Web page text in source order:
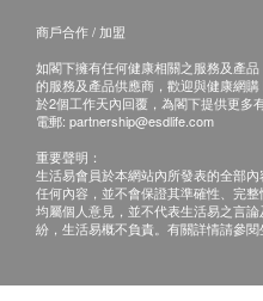
成分
深海魚油（1000毫克）
甘油
明膠
服法
25磅以下小型犬隻: 每
商戶合作 / 加盟
如閣下擁有任何健康相關之服務及產
的服務及產品供應商，歡迎與健康網
於2個工作天內回覆，為閣下提供更多
電郵: partnership@esdlife.com
重要聲明：
生活易會員於本網站內所發表的全部
任何內容，並不會保證其準確性、完
均屬個人意見，並不代表生活易之言
紛，生活易概不負責。有關詳情請參閱